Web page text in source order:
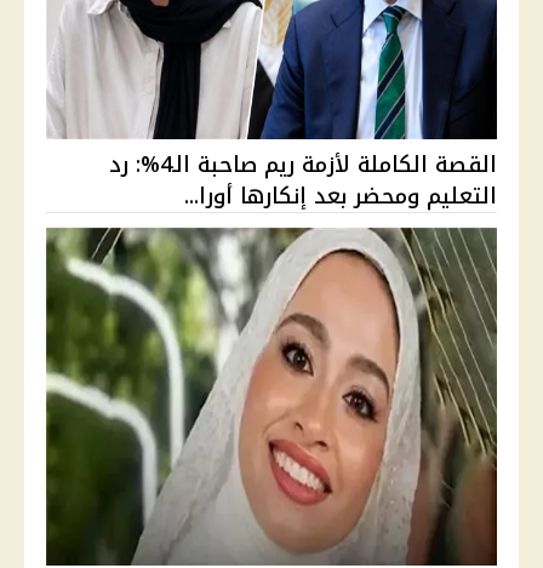
القصة الكاملة لأزمة ريم صاحبة الـ4%: رد
التعليم ومحضر بعد إنكارها أورا...